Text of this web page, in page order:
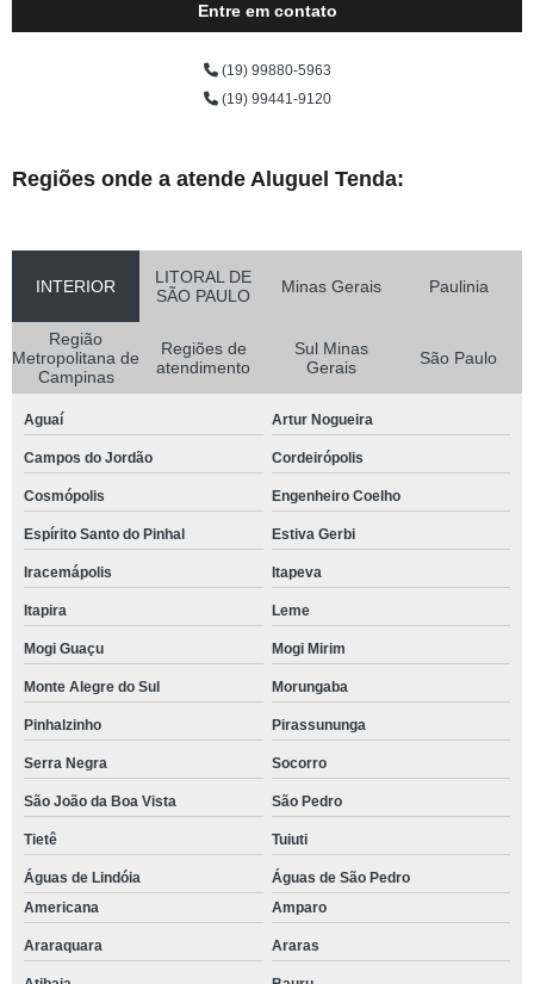
Entre em contato
(19) 99880-5963
(19) 99441-9120
Regiões onde a atende Aluguel Tenda:
INTERIOR
LITORAL DE
SÃO PAULO
Minas Gerais Paulinia
Região
Metropolitana de
Campinas
Regiões de
atendimento
Sul Minas
Gerais
São Paulo
Aguaí Artur Nogueira
Campos do Jordão Cordeirópolis
Cosmópolis Engenheiro Coelho
Espírito Santo do Pinhal Estiva Gerbi
Iracemápolis Itapeva
Itapira Leme
Mogi Guaçu Mogi Mirim
Monte Alegre do Sul Morungaba
Pinhalzinho Pirassununga
Serra Negra Socorro
São João da Boa Vista São Pedro
Tietê Tuiuti
Águas de Lindóia
Águas de São Pedro
Americana
Amparo
Araraquara Araras